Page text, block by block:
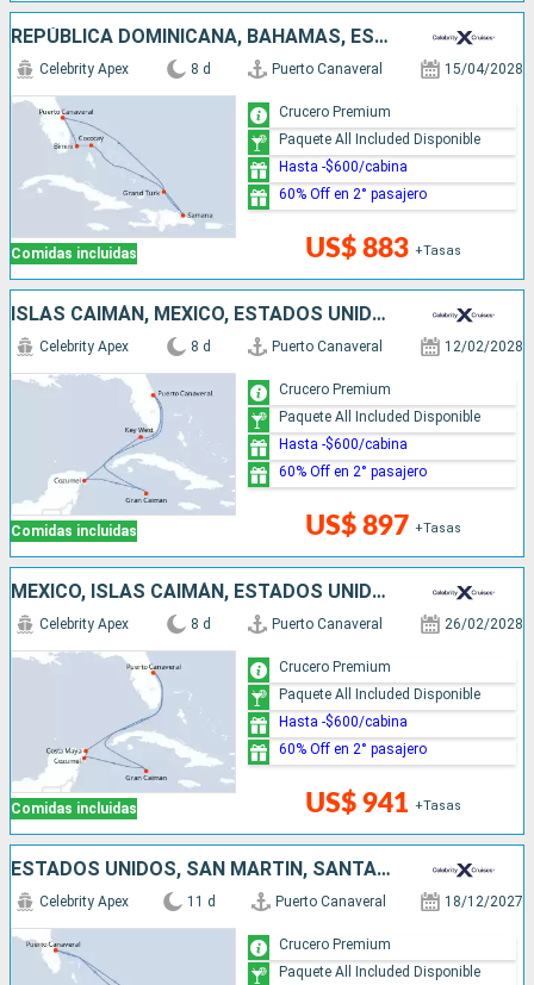
REPÚBLICA DOMINICANA, BAHAMAS, ESTADOS UNIDOS
Comidas incluidas
Celebrity Apex 8 d Puerto Canaveral 15/04/2028
US$ 883 +Tasas
Crucero Premium
Paquete All Included Disponible
Hasta -$600/cabina
60% Off en 2° pasajero
ISLAS CAIMÁN, MÉXICO, ESTADOS UNIDOS
Comidas incluidas
Celebrity Apex 8 d Puerto Canaveral 12/02/2028
US$ 897 +Tasas
Crucero Premium
Paquete All Included Disponible
Hasta -$600/cabina
60% Off en 2° pasajero
MÉXICO, ISLAS CAIMÁN, ESTADOS UNIDOS
Comidas incluidas
Celebrity Apex 8 d Puerto Canaveral 26/02/2028
US$ 941 +Tasas
Crucero Premium
Paquete All Included Disponible
Hasta -$600/cabina
60% Off en 2° pasajero
ESTADOS UNIDOS, SAN MARTÍN, SANTA LUCIA, ANTIGUA Y BARBUDA
Celebrity Apex 11 d Puerto Canaveral 18/12/2027
Crucero Premium
Paquete All Included Disponible